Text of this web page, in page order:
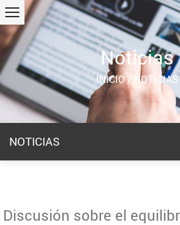
Noticias
INICIO/ NOTICIAS
NOTICIAS